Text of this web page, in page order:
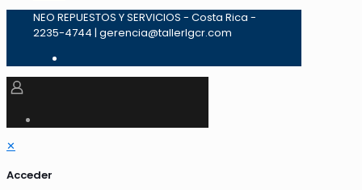
NEO REPUESTOS Y SERVICIOS - Costa Rica -
2235-4744 | gerencia@tallerlgcr.com
✕
Acceder